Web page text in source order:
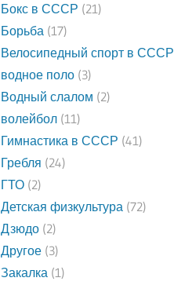
Бокс в СССР (21)
Борьба (17)
Велосипедный спорт в СССР
водное поло (3)
Водный слалом (2)
волейбол (11)
Гимнастика в СССР (41)
Гребля (24)
ГТО (2)
Детская физкультура (72)
Дзюдо (2)
Другое (3)
Закалка (1)